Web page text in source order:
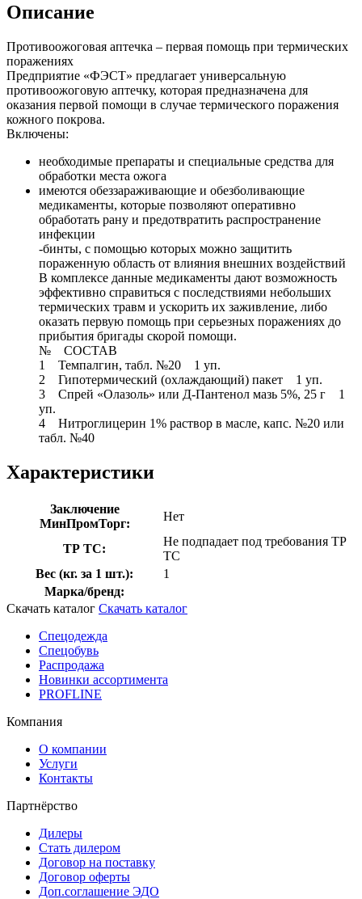
Описание
Противоожоговая аптечка – первая помощь при термических
поражениях
Предприятие «ФЭСТ» предлагает универсальную
противоожоговую аптечку, которая предназначена для
оказания первой помощи в случае термического поражения
кожного покрова.
Включены:
необходимые препараты и специальные средства для
обработки места ожога
имеются обеззараживающие и обезболивающие
медикаменты, которые позволяют оперативно
обработать рану и предотвратить распространение
инфекции
-бинты, с помощью которых можно защитить
пораженную область от влияния внешних воздействий
В комплексе данные медикаменты дают возможность
эффективно справиться с последствиями небольших
термических травм и ускорить их заживление, либо
оказать первую помощь при серьезных поражениях до
прибытия бригады скорой помощи.
№ СОСТАВ
1 Темпалгин, табл. №20 1 уп.
2 Гипотермический (охлаждающий) пакет 1 уп.
3 Спрей «Олазоль» или Д-Пантенол мазь 5%, 25 г 1
уп.
4 Нитроглицерин 1% раствор в масле, капс. №20 или
табл. №40
Характеристики
Заключение
МинПромТорг:
Нет
ТР ТС:
Не подпадает под требования ТР
ТС
Вес (кг. за 1 шт.):
1
Марка/бренд:
Скачать каталог Скачать каталог
Спецодежда
Спецобувь
Распродажа
Новинки ассортимента
PROFLINE
Компания
О компании
Услуги
Контакты
Партнёрство
Дилеры
Стать дилером
Договор на поставку
Договор оферты
Доп.соглашение ЭДО